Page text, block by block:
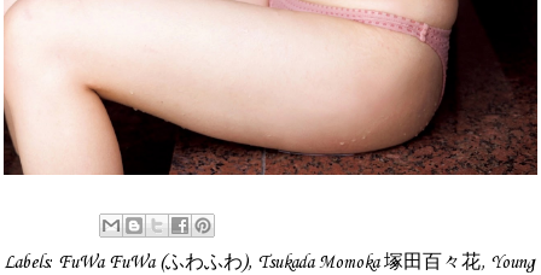
Labels: FuWa FuWa (ふわふわ), Tsukada Momoka 塚田百々花, Young